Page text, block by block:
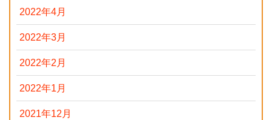
2022年4月
2022年3月
2022年2月
2022年1月
2021年12月